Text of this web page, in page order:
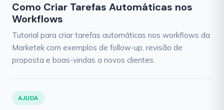
Como Criar Tarefas Automáticas nos
Workflows
Tutorial para criar tarefas automáticas nos workflows da
Marketek com exemplos de follow-up, revisão de
proposta e boas-vindas a novos clientes.
AJUDA